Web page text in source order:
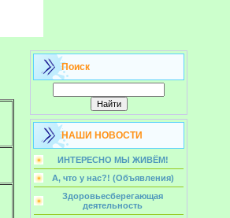
Поиск
НАШИ НОВОСТИ
ИНТЕРЕСНО МЫ ЖИВЁМ!
А, что у нас?! (Объявления)
Здоровьесберегающая
деятельность